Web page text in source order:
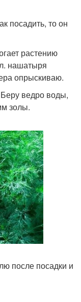
посадить, то он
растению
нашатыря
опрыскиваю.
ведро воды,
золы.
после посадки и